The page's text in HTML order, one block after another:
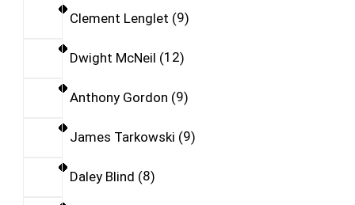
Clement Lenglet 9
Dwight McNeil 12
Anthony Gordon 9
James Tarkowski 9
Daley Blind 8